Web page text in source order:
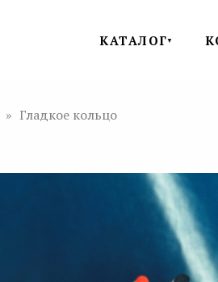
КАТАЛОГ▼
Гладкое кольцо